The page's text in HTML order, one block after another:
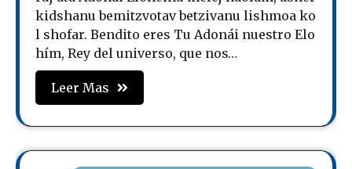
kidshanu bemitzvotav betzivanu lishmoa ko
l shofar. Bendito eres Tu Adonái nuestro Elo
hím, Rey del universo, que nos…
Leer Mas